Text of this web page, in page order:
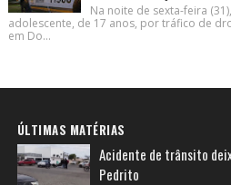
Na noite de sexta-feira
adolescente, de 17 anos, por tráfico de
em Do...
ÚLTIMAS MATÉRIAS
Acidente de trânsito
Pedrito